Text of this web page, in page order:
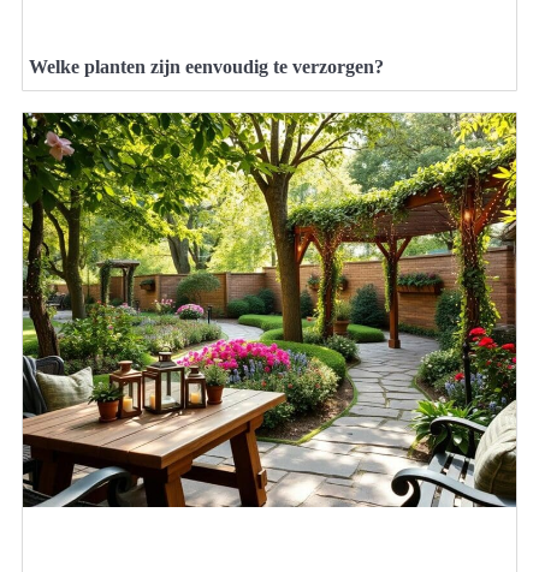
Welke planten zijn eenvoudig te verzorgen?